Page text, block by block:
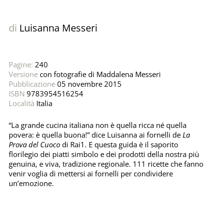
di Luisanna Messeri
Pagine: 240
Versionecon fotografie di Maddalena Messeri
Pubblicazione05 novembre 2015
ISBN 9783954516254
Località Italia
“La grande cucina italiana non è quella ricca né quella
povera: è quella buona!” dice Luisanna ai fornelli de La
Prova del Cuocodi Rai1. E questa guida è il saporito
florilegio dei piatti simbolo e dei prodotti della nostra più
genuina, e viva, tradizione regionale. 111 ricette che fanno
venir voglia di mettersi ai fornelli per condividere
un’emozione.